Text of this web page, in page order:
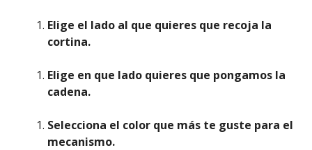
Elige el lado al que quieres que recoja la
cortina.
Elige en que lado quieres que pongamos la
cadena.
Selecciona el color que más te guste para el
mecanismo.